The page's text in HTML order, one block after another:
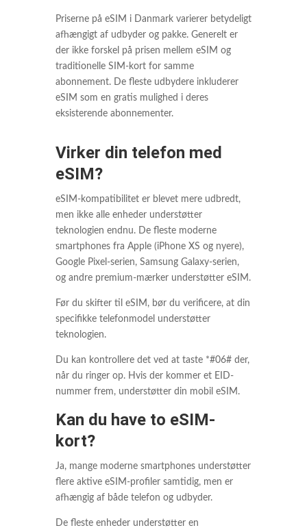
Priserne på eSIM i Danmark varierer betydeligt
afhængigt af udbyder og pakke. Generelt er
der ikke forskel på prisen mellem eSIM og
traditionelle SIM-kort for samme
abonnement. De fleste udbydere inkluderer
eSIM som en gratis mulighed i deres
eksisterende abonnementer.
Virker din telefon med
eSIM?
eSIM-kompatibilitet er blevet mere udbredt,
men ikke alle enheder understøtter
teknologien endnu. De fleste moderne
smartphones fra Apple (iPhone XS og nyere),
Google Pixel-serien, Samsung Galaxy-serien,
og andre premium-mærker understøtter eSIM.
Før du skifter til eSIM, bør du verificere, at din
specifikke telefonmodel understøtter
teknologien.
Du kan kontrollere det ved at taste *#06# der,
når du ringer op. Hvis der kommer et EID-
nummer frem, understøtter din mobil eSIM.
Kan du have to eSIM-
kort?
Ja, mange moderne smartphones understøtter
flere aktive eSIM-profiler samtidig, men er
afhængig af både telefon og udbyder.
De fleste enheder understøtter en